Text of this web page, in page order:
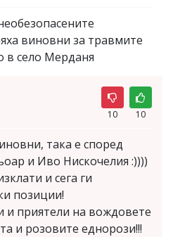
виновни за травмите
в село Мерданя
10 10
така е според
и Иво Нискочелия :))))
и сега ги
позиции!
и приятели на вождовете
и розовите еднорози!!!